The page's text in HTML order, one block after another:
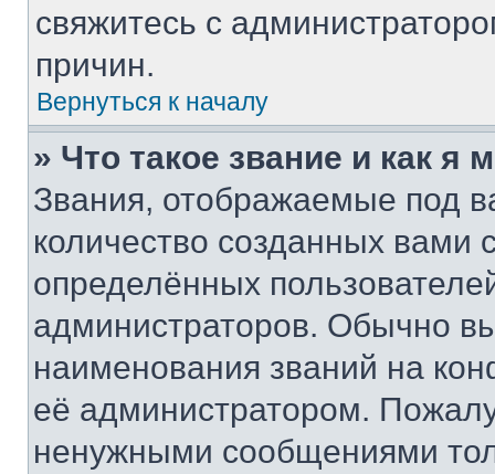
свяжитесь с
причин.
Вернуться к началу
» Что такое звание и как я
Звания, отображаемые под
количество созданных
определённых
администраторов. Обычно
наименования званий на
её администратором.
ненужными сообщениями